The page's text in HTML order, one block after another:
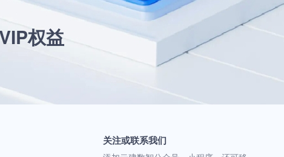
权益
关注或联系我们